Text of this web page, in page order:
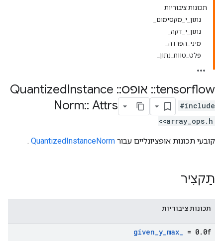
תכונות ציבוריות
נתון_י_מקסימום_
נתון_י_דקה_
מיני_הפרדה_
פלט_טווח_נתון_
tensorflow
:: אופס::
Instance
Norm:: Attrs
#include
<array_ops.h>
קובעי תכונות אופציונליים עבור QuantizedInstanceNorm
.
תַקצִיר
תכונות ציבוריות
given_y_max_ = 0. 0f